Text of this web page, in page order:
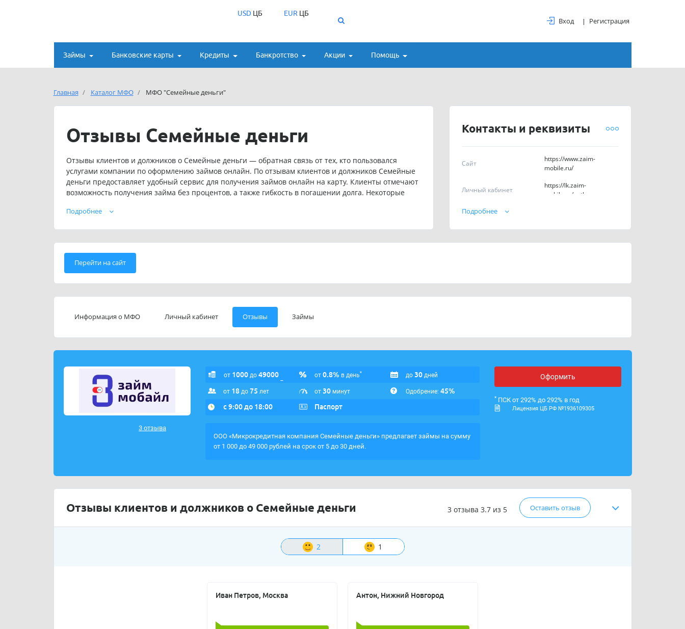
USDЦБ EUR ЦБ
Вход Регистрация
Займы Банковские карты Кредиты Банкротство Акции Помощь
Главная Каталог МФО МФО "Семейные деньги"
Контакты и реквизиты
Сайт
https://www.zaim-
mobile.ru/
Личный кабинет
https://lk.zaim-
mobile.ru/auth
Телефоны
ОГРН 1192801002305
Подробнее
Отзывы Семейные деньги
Отзывы клиентов и должников о Семейные деньги — обратная связь от тех, кто пользовался
услугами компании по оформлению займов онлайн. По отзывам клиентов и должников Семейные
деньги предоставляет удобный сервис для получения займов онлайн на карту. Клиенты отмечают
возможность получения займа без процентов, а также гибкость в погашении долга. Некоторые
являетесь клиентом Семейные деньги и имеете опыт работы с компанией, вы можете оставить
Подробнее
Перейти на сайт
Информация о МФО Личный кабинет Отзывы Займы
3 отзыва
от 1000 до 49000 от 0.8% в день* до 30 дней
от 18 до 75 лет от 30 минут Одобрение: 45%
с 9:00 до 18:00
Паспорт
ООО «Микрокредитная компания Семейные деньги» предлагает займы на сумму
от 1 000 до 49 000 рублей на срок от 5 до 30 дней.
Оформить
* ПСК от 292% до 292% в год
Лицензия ЦБ РФ №1936109305
Отзывы клиентов и должников о Семейные деньги 3 отзыва 3.7 из 5 Оставить отзыв
2 1
Иван Петров, Москва Антон, Нижний Новгород